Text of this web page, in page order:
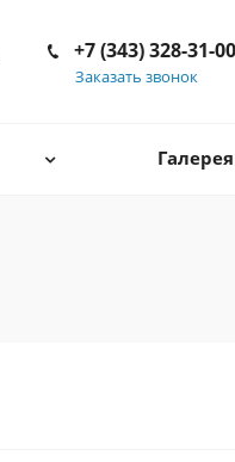
+7 (343) 328-31-00
Заказать звонок
Галерея